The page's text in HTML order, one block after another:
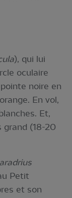
), qui lui
oculaire
noire en
En vol,
Et,
grand (18-20
Petit
et son